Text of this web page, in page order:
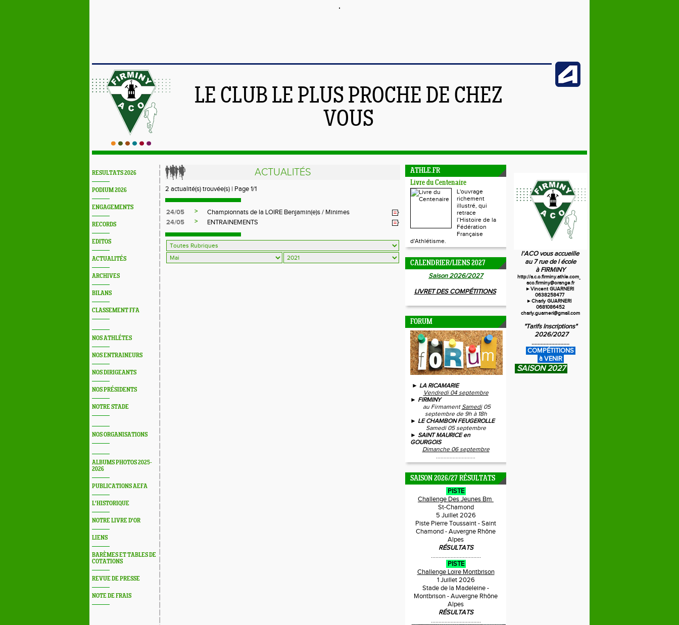
LE CLUB LE PLUS PROCHE DE CHEZ
VOUS
RESULTATS 2026
PODIUM 2026
ENGAGEMENTS
RECORDS
EDITOS
ACTUALITÉS
ARCHIVES
BILANS
CLASSEMENT FFA
NOS ATHLÉTES
NOS ENTRAINEURS
NOS DIRIGEANTS
NOS PRÉSIDENTS
NOTRE STADE
NOS ORGANISATIONS
ALBUMS PHOTOS 2025-
2026
PUBLICATIONS AEFA
L'HISTORIQUE
NOTRE LIVRE D'OR
LIENS
BARÈMES ET TABLES DE
COTATIONS
REVUE DE PRESSE
NOTE DE FRAIS
ACTUALITÉS
2 actualité(s) trouvée(s) | Page 1/1
24/05 >
Championnats de la LOIRE Benjamin(e)s / Minimes
24/05
> ENTRAINEMENTS
ATHLE.FR
Livre du Centenaire
L'ouvrage
richement
illustré, qui
retrace
l’Histoire de la
Fédération
Française
d'Athlétisme.
CALENDRIER/LIENS 2027
Saison 2026/2027
LIVRET DES COMPÉTITIONS
FORUM
► LA RICAMARIE
Vendredi 04 septembre
► FIRMINY
au Firmament Samedi05
septembre de 9h à 18h
► LE CHAMBON FEUGEROLLE
Samedi 05 septembre
► SAINT MAURICE en
GOURGOIS
Dimanche 06 septembre
..........................
SAISON 2026/27 RÉSULTATS
PISTE
Challenge Des Jeunes Bm
St-Chamond
5 Juillet 2026
Piste Pierre Toussaint - Saint
Chamond - Auvergne Rhône
Alpes
RÉSULTATS
.................................
PISTE
Challenge Loire Montbrison
1 Juillet 2026
Stade de la Madeleine -
Montbrison - Auvergne Rhône
Alpes
RÉSULTATS
.................................
l'ACO vous accueille
au 7 rue de l école
à FIRMINY
http://a.c.o.firminy.athle.com
aco.firminy@orange.fr
►Vincent GUARNERI
0638258477
►Charly GUARNERI
0681086452
charly.guarneri@gmail.com
"Tarifs Inscriptions"
2026/2027
.........................
COMPÉTITIONS
à VENIR
SAISON 2027